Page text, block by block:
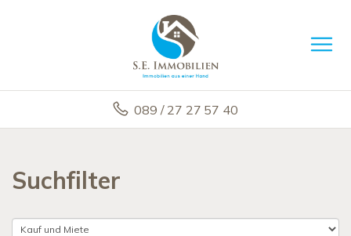
089 / 27 27 57 40
Suchfilter